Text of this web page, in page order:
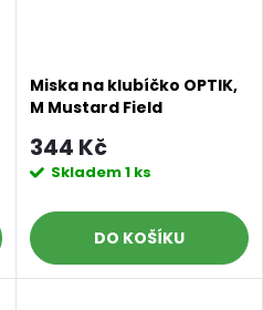
Miska na klubíčko OPTIK,
M Mustard Field
344 Kč
Skladem1 ks
DO KOŠÍKU